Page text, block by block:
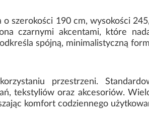
szerokości 190 cm, wysokości
czarnymi akcentami, które
spójną, minimalistyczną
przestrzeni.
tekstyliów oraz akcesoriów.
komfort codziennego